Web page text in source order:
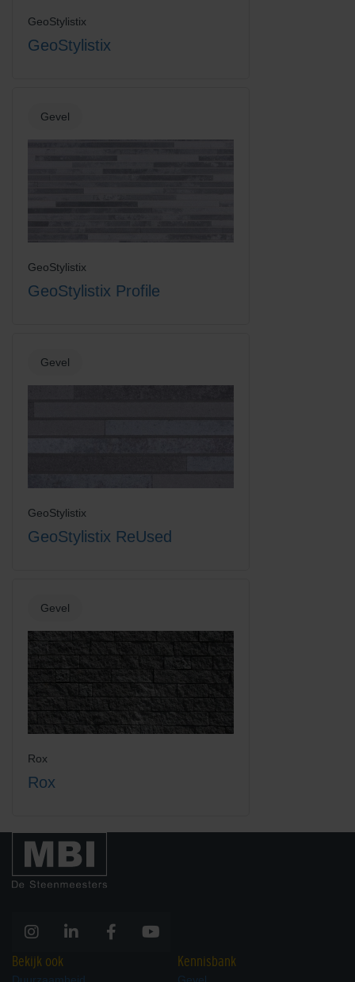
GeoStylistix
GeoStylistix
Gevel
GeoStylistix
GeoStylistix Profile
Gevel
GeoStylistix
GeoStylistix ReUsed
Gevel
Rox
Rox
Bekijk ook Kennisbank